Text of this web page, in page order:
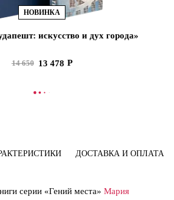
НОВИНКА
искусство и дух города»
14 650 13 478
В КОРЗИНУ
ДОСТАВКА И ОПЛАТА
серии «Гений места» Мария